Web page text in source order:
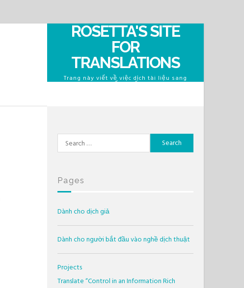
ROSETTA'S SITE
FOR
TRANSLATIONS
Trang này viết về việc dịch tài liệu sang
tiếng Việt
Search
for:
Pages
Dành cho dịch giả
Dành cho người bắt đầu vào nghề dịch thuật
Projects
Translate “Control in an Information Rich